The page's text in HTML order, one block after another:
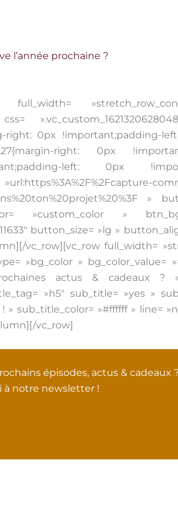
l’année prochaine ?
full_width=
right: 0px !important;padding-
right: 0px
left: 0px
»
»custom_color »
button_size= »lg »
vc_row][vc_row full_width=
»bg_color » bg_color_value=
actus & cadeaux ?
»h5″ sub_title= »yes »
sub_title_color= »#ffffff » line=
vc_row]
épisodes, actus & cadeaux ?
à notre newsletter !